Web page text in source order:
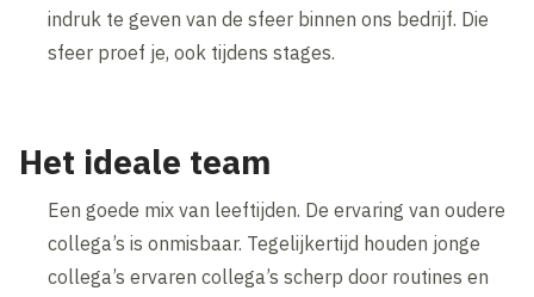
indruk te geven van de sfeer binnen ons bedrijf. Die
sfeer proef je, ook tijdens stages.
Het ideale team
Een goede mix van leeftijden. De ervaring van oudere
collega’s is onmisbaar. Tegelijkertijd houden jonge
collega’s ervaren collega’s scherp door routines en